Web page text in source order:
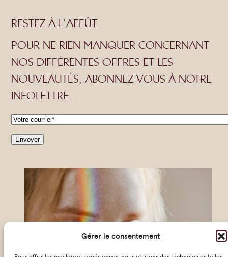
Gérer le consentement
RESTEZ À L’AFFÛT
POUR NE RIEN MANQUER CONCERNANT
NOS DIFFÉRENTES OFFRES ET LES
NOUVEAUTÉS, ABONNEZ-VOUS À NOTRE
INFOLETTRE.
C
o
*